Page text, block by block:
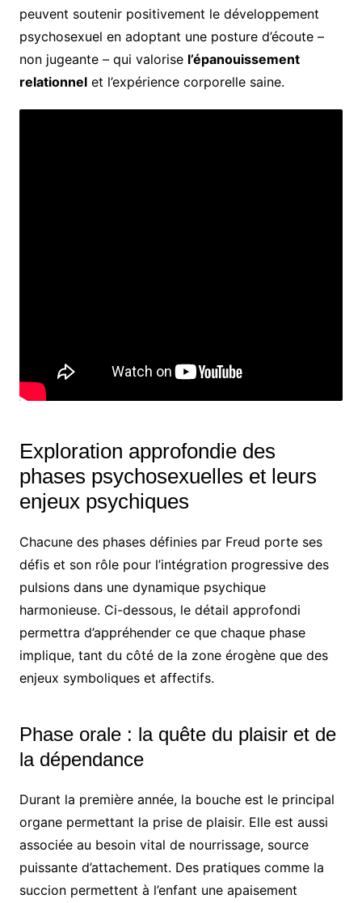
peuvent soutenir positivement le développement
psychosexuel en adoptant une posture d’écoute –
non jugeante – qui valorise l’épanouissement
relationnelet l’expérience corporelle saine.
Exploration approfondie des
phases psychosexuelles et leurs
enjeux psychiques
Chacune des phases définies par Freud porte ses
défis et son rôle pour l’intégration progressive des
pulsions dans une dynamique psychique
harmonieuse. Ci-dessous, le détail approfondi
permettra d’appréhender ce que chaque phase
implique, tant du côté de la zone érogène que des
enjeux symboliques et affectifs.
Phase orale : la quête du plaisir et de
la dépendance
Durant la première année, la bouche est le principal
organe permettant la prise de plaisir. Elle est aussi
associée au besoin vital de nourrissage, source
puissante d’attachement. Des pratiques comme la
succion permettent à l’enfant une apaisement